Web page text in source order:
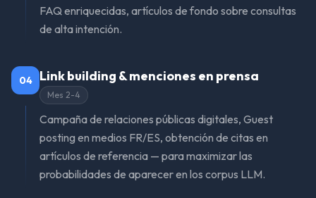
FAQ enriquecidas, artículos de fondo sobre consultas
de alta intención.
04 Link building & menciones en prensa
Mes 2-4
Campaña de relaciones públicas digitales, Guest
posting en medios FR/ES, obtención de citas en
artículos de referencia — para maximizar las
probabilidades de aparecer en los corpus LLM.